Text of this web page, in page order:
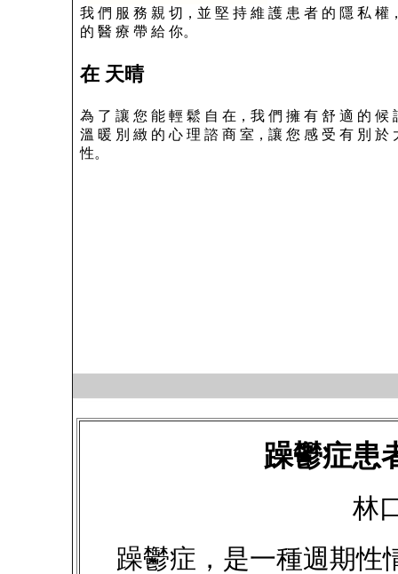
我 們 服 務 親 切，並 堅 持 維 護 患 者 的 隱 私 權
的 醫 療 帶 給 你。
在 天晴
為 了 讓 您 能 輕 鬆 自 在，我 們 擁 有 舒 適 的 候
溫 暖 別 緻 的 心 理 諮 商 室，讓 您 感 受 有 別 於
性。
躁鬱症患
林
躁鬱症，是一種週期性